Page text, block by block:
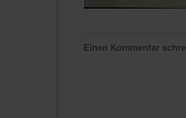
Einen Kommentar